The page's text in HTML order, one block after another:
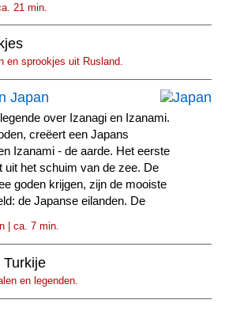
21 min.
en sprookjes uit Rusland.
Japan
over Izanagi en Izanami.
creëert een Japans
Izanami - de aarde. Het eerste
uit het schuim van de zee. De
goden krijgen, zijn de mooiste
de Japanse eilanden. De
| ca. 7 min.
Turkije
en legenden.